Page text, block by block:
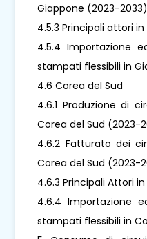
Giappone (2023-2033)
4.5.3 Principali attori
4.5.4 Importazione
stampati flessibili in
4.6 Corea del Sud
4.6.1 Produzione di
Corea del Sud (2023-
4.6.2 Fatturato dei
Corea del Sud (2023-
4.6.3 Principali Attori
4.6.4 Importazione
stampati flessibili in